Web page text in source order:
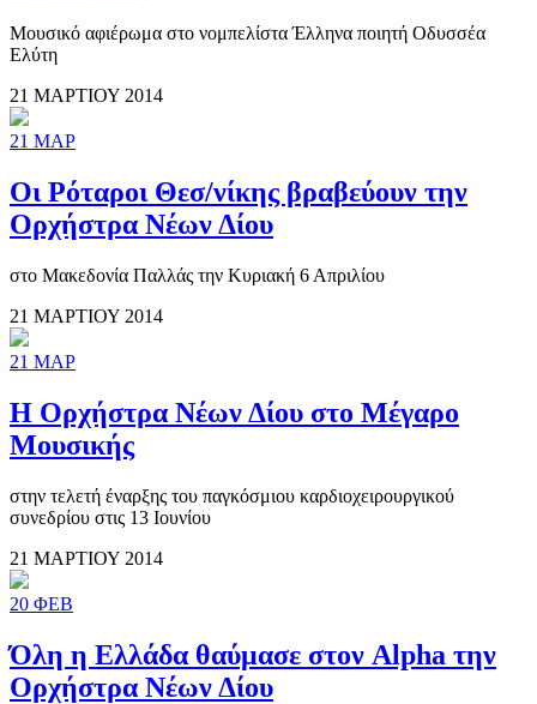
Μουσικό αφιέρωμα στο νομπελίστα Έλληνα ποιητή Οδυσσέα
Ελύτη
21 ΜΑΡΤΙΟΥ 2014
21 ΜΑΡ
Οι Ρόταροι Θεσ/νίκης βραβεύουν την
Ορχήστρα Νέων Δίου
στο Μακεδονία Παλλάς την Κυριακή 6 Απριλίου
21 ΜΑΡΤΙΟΥ 2014
21 ΜΑΡ
Η Ορχήστρα Νέων Δίου στο Μέγαρο
Μουσικής
στην τελετή έναρξης του παγκόσμιου καρδιοχειρουργικού
συνεδρίου στις 13 Ιουνίου
21 ΜΑΡΤΙΟΥ 2014
20 ΦΕΒ
Όλη η Ελλάδα θαύμασε στον Alpha την
Ορχήστρα Νέων Δίου